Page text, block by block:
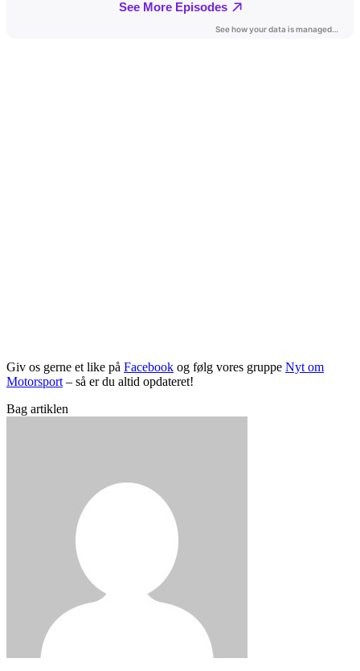
Giv os gerne et like på Facebook og følg vores gruppe Nyt om
Motorsport– så er du altid opdateret!
Bag artiklen